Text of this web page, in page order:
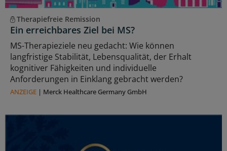
Therapiefreie Remission
Ein erreichbares Ziel bei MS?
MS-Therapieziele neu gedacht: Wie können
langfristige Stabilität, Lebensqualität, der Erhalt
kognitiver Fähigkeiten und individuelle
Anforderungen in Einklang gebracht werden?
ANZEIGE | Merck Healthcare Germany GmbH